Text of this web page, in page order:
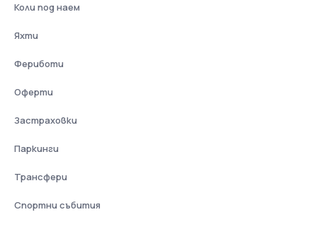
Коли под наем
Яхти
Фериботи
Оферти
Застраховки
Паркинги
Трансфери
Спортни събития